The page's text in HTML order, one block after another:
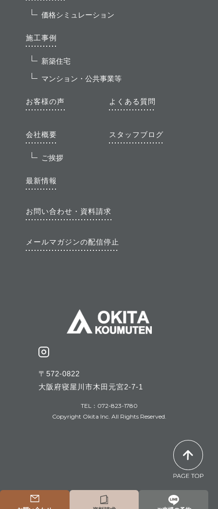
〒572-0822
大阪府寝屋川市木田元宮2-7-1
TEL：072-823-1780
Copyright Okita Inc. All Rights Reserved.
価格シミュレーション
施工事例
新築住宅
マンション・公共事業等
お客様の声 よくある質問
会社概要
ご挨拶
スタッフブログ
最新情報
お問い合わせ・資料請求
メールマガジンの配信停止